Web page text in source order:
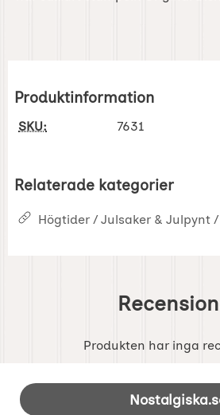
Produktinformation
SKU: 7631
Relaterade kategorier
Högtider / Julsaker & Julpynt /
Produkten har inga
Sidfot Blandad info